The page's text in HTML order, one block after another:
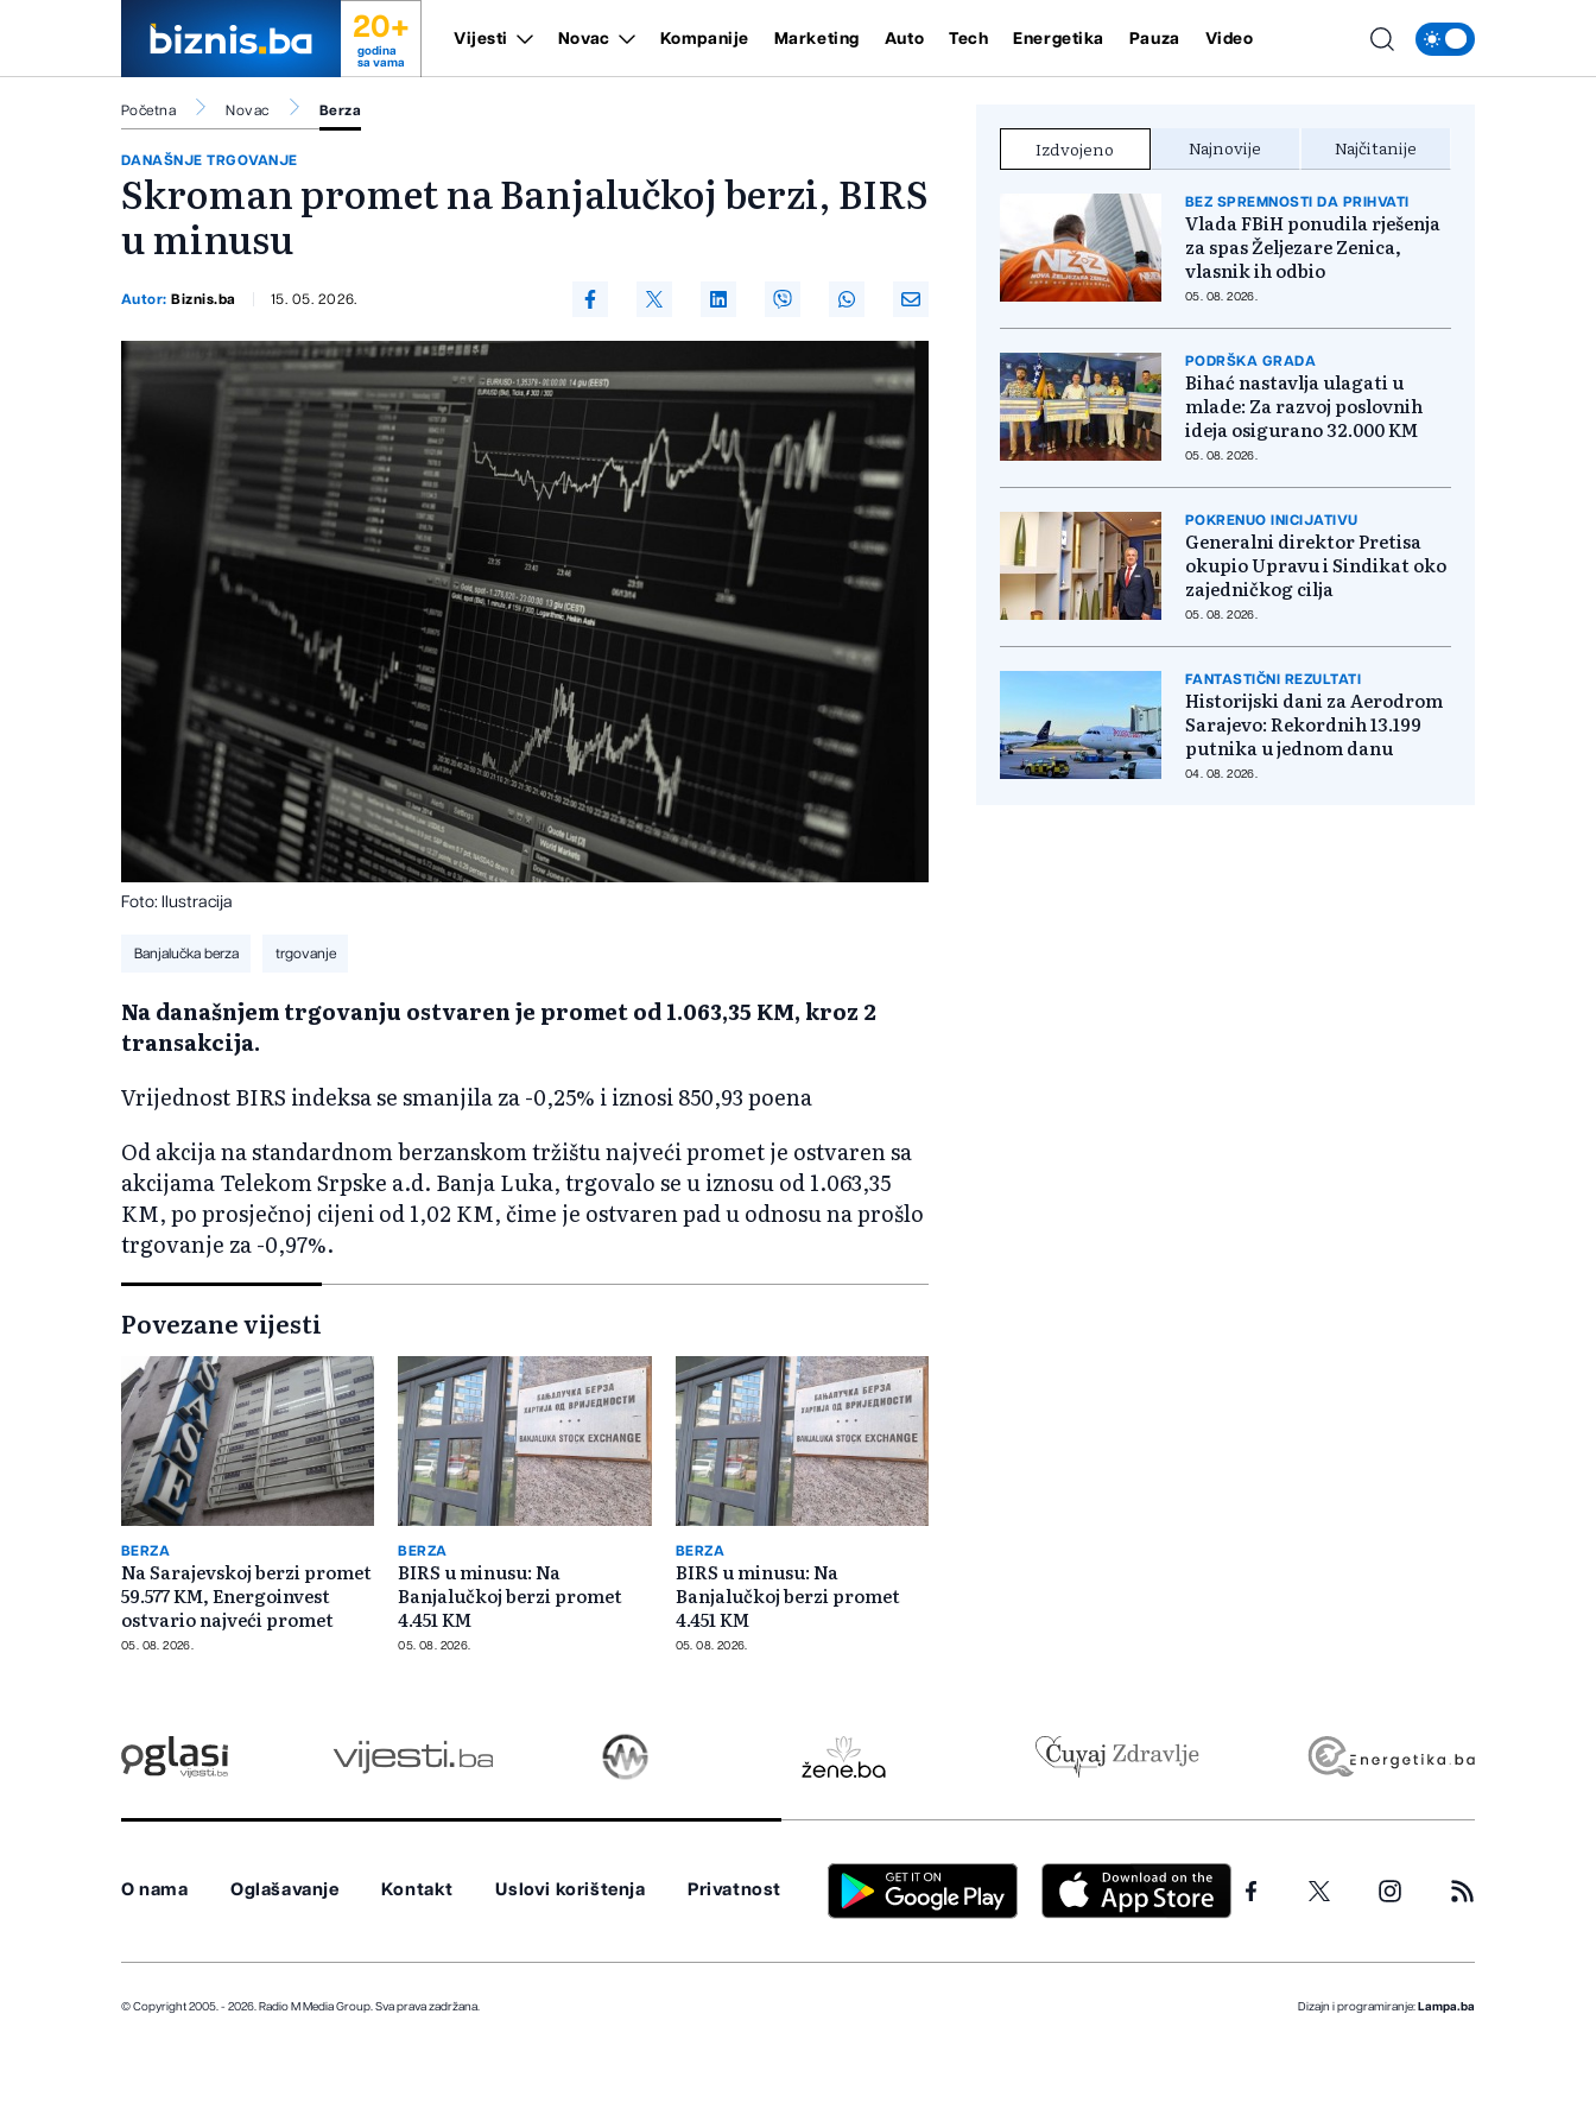
20+
godina
sa vama
Vijesti Novac Kompanije Marketing Auto Tech Energetika Pauza Video
Početna Novac Berza
DANAŠNJE TRGOVANJE
Skroman promet na Banjalučkoj berzi, BIRS
u minusu
Autor:Biznis.ba 15. 05. 2026.
Foto: Ilustracija
Banjalučka berza trgovanje
Na današnjem trgovanju ostvaren je promet od 1.063,35 KM, kroz 2
transakcija.
Vrijednost BIRS indeksa se smanjila za -0,25% i iznosi 850,93 poena
Od akcija na standardnom berzanskom tržištu najveći promet je ostvaren sa
akcijama Telekom Srpske a.d. Banja Luka, trgovalo se u iznosu od 1.063,35
KM, po prosječnoj cijeni od 1,02 KM, čime je ostvaren pad u odnosu na prošlo
trgovanje za -0,97%.
Povezane vijesti
BERZA
Na Sarajevskoj berzi promet
59.577 KM, Energoinvest
ostvario najveći promet
05. 08. 2026.
BERZA
BIRS u minusu: Na
Banjalučkoj berzi promet
4.451 KM
05. 08. 2026.
BERZA
BIRS u minusu: Na
Banjalučkoj berzi promet
4.451 KM
05. 08. 2026.
Izdvojeno Najnovije Najčitanije
BEZ SPREMNOSTI DA PRIHVATI
Vlada FBiH ponudila rješenja
za spas Željezare Zenica,
vlasnik ih odbio
05. 08. 2026.
PODRŠKA GRADA
Bihać nastavlja ulagati u
mlade: Za razvoj poslovnih
ideja osigurano 32.000 KM
05. 08. 2026.
POKRENUO INICIJATIVU
Generalni direktor Pretisa
okupio Upravu i Sindikat oko
zajedničkog cilja
05. 08. 2026.
FANTASTIČNI REZULTATI
Historijski dani za Aerodrom
Sarajevo: Rekordnih 13.199
putnika u jednom danu
04. 08. 2026.
O nama Oglašavanje Kontakt Uslovi korištenja Privatnost
© Copyright 2005. - 2026. Radio M Media Group. Sva prava zadržana. Dizajn i programiranje: Lampa.ba